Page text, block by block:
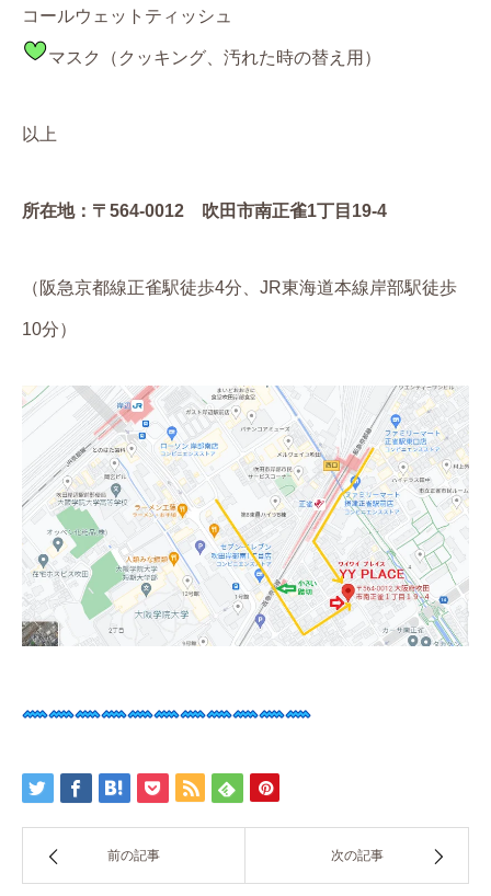
コールウェットティッシュ
マスク（クッキング、汚れた時の替え用）
以上
所在地：〒564-0012 吹田市南正雀1丁目19-4
（阪急京都線正雀駅徒歩4分、JR東海道本線岸部駅徒歩
10分）
前の記事 次の記事